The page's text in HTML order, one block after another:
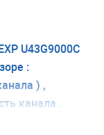
никто
U43G9000C
:
) ,
канала .
это